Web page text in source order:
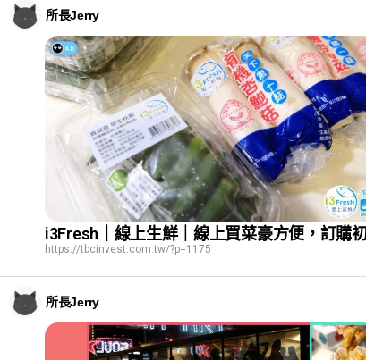
所長Jerry
i3Fresh｜線上生鮮｜線上買菜豪方便，訂購
https://tbcinvest.com.tw/?p=1175
所長Jerry